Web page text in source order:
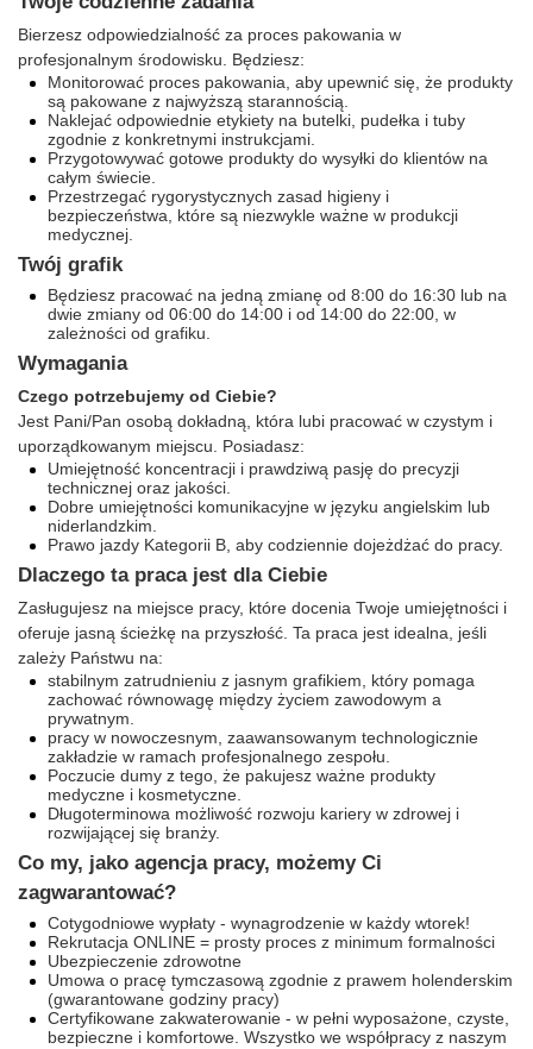
Bierzesz odpowiedzialność za proces pakowania w
profesjonalnym środowisku. Będziesz:
Monitorować proces pakowania, aby upewnić się, że produkty
są pakowane z najwyższą starannością.
Naklejać odpowiednie etykiety na butelki, pudełka i tuby
zgodnie z konkretnymi instrukcjami.
Przygotowywać gotowe produkty do wysyłki do klientów na
całym świecie.
Przestrzegać rygorystycznych zasad higieny i
bezpieczeństwa, które są niezwykle ważne w produkcji
medycznej.
Twój grafik
Będziesz pracować na jedną zmianę od 8:00 do 16:30 lub na
dwie zmiany od 06:00 do 14:00 i od 14:00 do 22:00, w
zależności od grafiku.
Wymagania
Czego potrzebujemy od Ciebie?
Jest Pani/Pan osobą dokładną, która lubi pracować w czystym i
uporządkowanym miejscu. Posiadasz:
Umiejętność koncentracji i prawdziwą pasję do precyzji
technicznej oraz jakości.
Dobre umiejętności komunikacyjne w języku angielskim lub
niderlandzkim.
Prawo jazdy Kategorii B, aby codziennie dojeżdżać do pracy.
Dlaczego ta praca jest dla Ciebie
Zasługujesz na miejsce pracy, które docenia Twoje umiejętności i
oferuje jasną ścieżkę na przyszłość. Ta praca jest idealna, jeśli
zależy Państwu na:
stabilnym zatrudnieniu z jasnym grafikiem, który pomaga
zachować równowagę między życiem zawodowym a
prywatnym.
pracy w nowoczesnym, zaawansowanym technologicznie
zakładzie w ramach profesjonalnego zespołu.
Poczucie dumy z tego, że pakujesz ważne produkty
medyczne i kosmetyczne.
Długoterminowa możliwość rozwoju kariery w zdrowej i
rozwijającej się branży.
Co my, jako agencja pracy, możemy Ci
zagwarantować?
Cotygodniowe wypłaty - wynagrodzenie w każdy wtorek!
Rekrutacja ONLINE = prosty proces z minimum formalności
Ubezpieczenie zdrowotne
Umowa o pracę tymczasową zgodnie z prawem holenderskim
(gwarantowane godziny pracy)
Certyfikowane zakwaterowanie - w pełni wyposażone, czyste,
bezpieczne i komfortowe. Wszystko we współpracy z naszym